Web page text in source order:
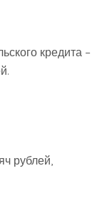
кредита –
рублей,